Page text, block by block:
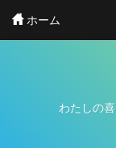
main
ホーム
わたしの